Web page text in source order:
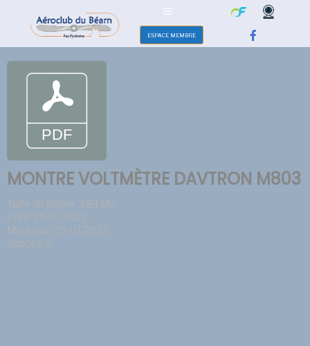
ESPACE MEMBRE
MONTRE VOLTMÈTRE DAVTRON M803
Taille du fichier: 3.83 Mo
Créé: 29-01-2022
Mis à jour: 29-01-2022
Succès: 6